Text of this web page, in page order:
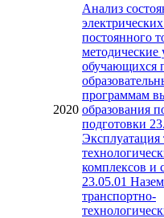
2020
Анализ
постоянного
методические
обучающихся
программам
образования
подготовки
Эксплуатация
комплексов и
23.05.01
транспортно-